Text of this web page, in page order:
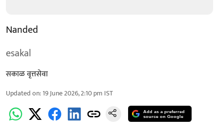
Nanded
esakal
सकाळ वृत्तसेवा
Updated on:19 June 2026, 2:10 pm IST
Add as a preferred
source on Google